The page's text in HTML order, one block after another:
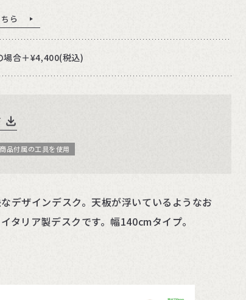
ら
場合＋¥4,400(税込)
商品付属の工具を使用
デザインデスク。天板が浮いているようなお
タリア製デスクです。幅140cmタイプ。